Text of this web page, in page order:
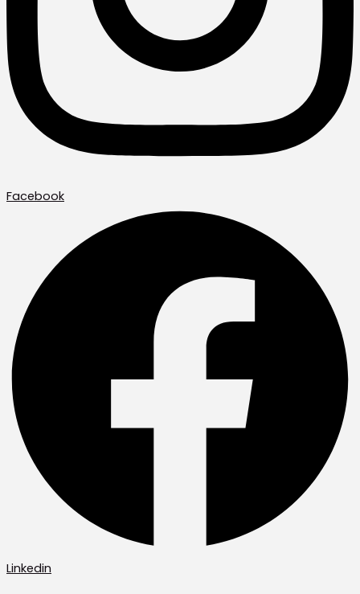
Facebook
Linkedin